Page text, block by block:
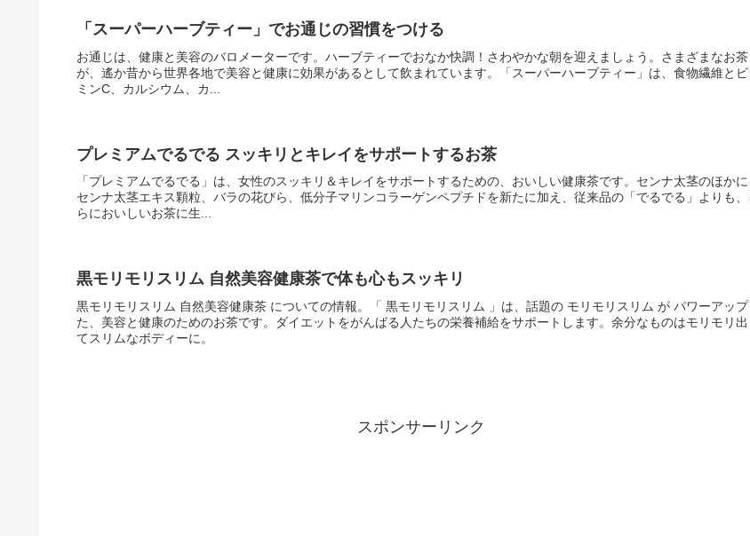
「スーパーハーブティー」でお通じの習慣をつける
お通じは、健康と美容のバロメーターです。ハーブティーでおなか快調！さわやかな朝を迎えましょう。さまざまなお茶
が、遙か昔から世界各地で美容と健康に効果があるとして飲まれています。「スーパーハーブティー」は、食物繊維とビ
ミンC、カルシウム、カ...
プレミアムでるでる スッキリとキレイをサポートするお茶
「プレミアムでるでる」は、女性のスッキリ＆キレイをサポートするための、おいしい健康茶です。センナ太茎のほかに
センナ太茎エキス顆粒、バラの花びら、低分子マリンコラーゲンペプチドを新たに加え、従来品の「でるでる」よりも、
らにおいしいお茶に生...
黒モリモリスリム 自然美容健康茶で体も心もスッキリ
黒モリモリスリム 自然美容健康茶 についての情報。「 黒モリモリスリム 」は、話題の モリモリスリム が パワーアップ
た、美容と健康のためのお茶です。ダイエットをがんばる人たちの栄養補給をサポートします。余分なものはモリモリ出
てスリムなボディーに。
スポンサーリンク